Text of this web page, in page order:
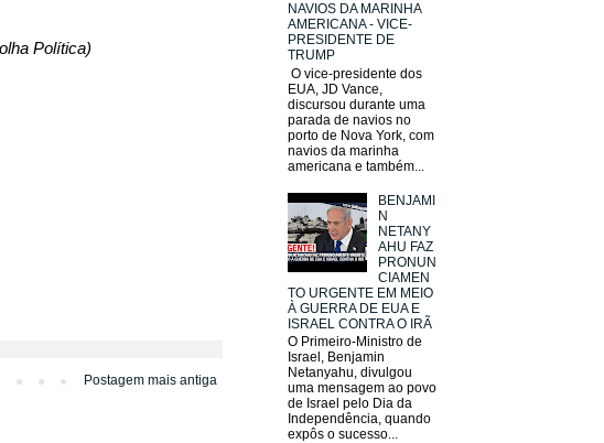
Política)
Postagem mais antiga
NAVIOS DA MARINHA
AMERICANA - VICE-
PRESIDENTE DE
TRUMP
O vice-presidente dos
EUA, JD Vance,
discursou durante uma
parada de navios no
porto de Nova York, com
navios da marinha
americana e também...
BENJAMI
N
NETANY
AHU FAZ
PRONUN
CIAMEN
TO URGENTE EM MEIO
À GUERRA DE EUA E
ISRAEL CONTRA O IRÃ
O Primeiro-Ministro de
Israel, Benjamin
Netanyahu, divulgou
uma mensagem ao povo
de Israel pelo Dia da
Independência, quando
expôs o sucesso...